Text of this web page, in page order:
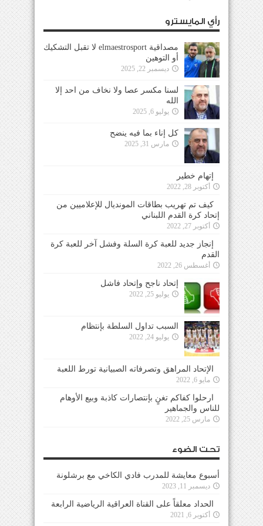
رأي المايسترو
مصداقية elmaestrosport لا تقبل التشكيك
أو التوهين
ديسمبر 22, 2025
لسنا مكسر عصا ولا نخاف من احد إلا
الله
يوليو 6, 2025
كل إناء بما فيه ينضح
مارس 31, 2025
إتهام خطير
أكتوبر 28, 2022
كيف تم تهريب بطاقات المونديال للإعلاميين من
إتحاد كرة القدم اللبناني
أكتوبر 27, 2022
إنجاز جديد للعبة كرة السلة وفشل آخر للعبة كرة
القدم
أغسطس 26, 2022
إتحاد ناجح وإتحاد فاشل
يوليو 25, 2022
السبب تداول السلطة بإنتظام
يوليو 24, 2022
الإتحاد المراهق وتصرفاته الصبيانية تورط اللعبة
مايو 6, 2022
ارحلوا كفاكم تغنٍ بإنتصارات كاذبة وبيع الأوهام
للناس والجماهير
مارس 25, 2022
تحت الضوء
أسبوع معايشة للمدرب فادي الكاخي مع برشلونة
ديسمبر 11, 2023
الحداد معلقاً على القناة العراقية الرياضية الرابعة
أكتوبر 6, 2021